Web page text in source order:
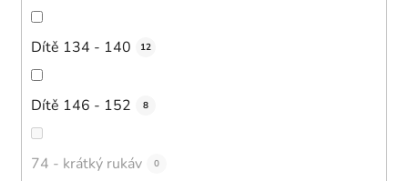
Dítě 134 - 140 12
Dítě 146 - 152 8
74 - krátký rukáv 0